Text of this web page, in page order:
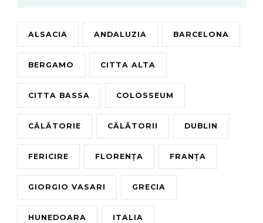
ALSACIA ANDALUZIA BARCELONA
BERGAMO CITTA ALTA
CITTA BASSA COLOSSEUM
CĂLĂTORIE CĂLĂTORII DUBLIN
FERICIRE FLORENȚA FRANȚA
GIORGIO VASARI GRECIA
HUNEDOARA ITALIA